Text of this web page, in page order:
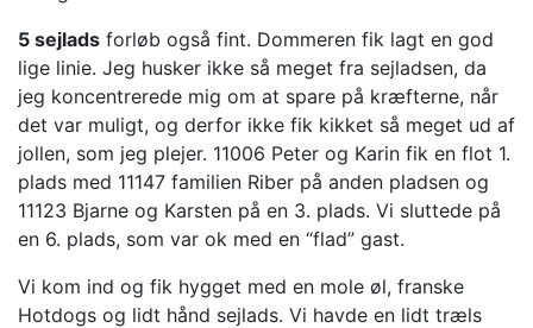
5 sejlads forløb også fint. Dommeren fik lagt en god
lige linie. Jeg husker ikke så meget fra sejladsen, da
jeg koncentrerede mig om at spare på kræfterne, når
det var muligt, og derfor ikke fik kikket så meget ud af
jollen, som jeg plejer. 11006 Peter og Karin fik en flot 1.
plads med 11147 familien Riber på anden pladsen og
11123 Bjarne og Karsten på en 3. plads. Vi sluttede på
en 6. plads, som var ok med en “flad” gast.
Vi kom ind og fik hygget med en mole øl, franske
Hotdogs og lidt hånd sejlads. Vi havde en lidt træls